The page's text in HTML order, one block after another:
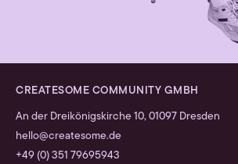
CREATESOME COMMUNITY GMBH
An der Dreikönigskirche 10, 01097 Dresden
hello@createsome.de
+49 (0) 351 79695943